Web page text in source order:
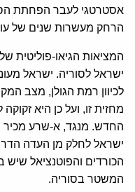
אסטרטגי לעבר הפחתת
הרחק מעשרות שנים של
המציאות הגיאו-פוליטית
ישראל לסוריה. ישראל
מחזית זו, ועל כן היא
החדש. מנגד, א-שרע מכיר
ישראל לחלק מן העדה
הכורדים והפוטנציאל שיש
המשטר בסוריה.